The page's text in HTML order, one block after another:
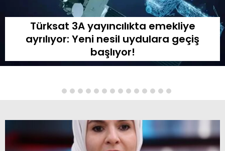
Türksat 3A yayıncılıkta emekliye
ayrılıyor: Yeni nesil uydulara geçiş
başlıyor!